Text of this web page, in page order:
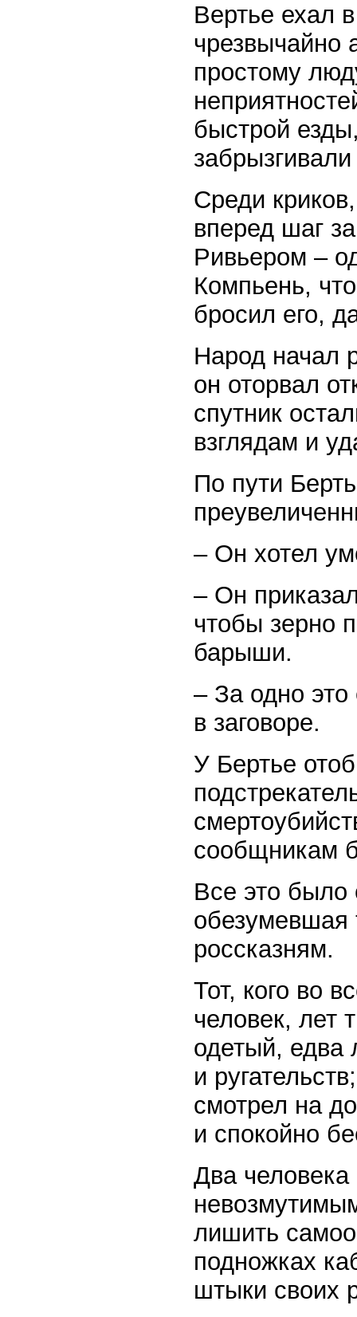
Вертье ехал
чрезвычайно
простому
быстрой
Среди
вперед шаг
Ривьером –
Компьень,
бросил его,
Народ начал
он оторвал
спутник
взглядам и
По пути
– Он хотел
– Он
чтобы зерно
барыши.
– За одно
в заговоре.
У Бертье
сообщникам
Все это было
россказням.
Тот, кого во
человек, лет
одетый, едва
и
смотрел на
и спокойно
Два
лишить
подножках
штыки своих